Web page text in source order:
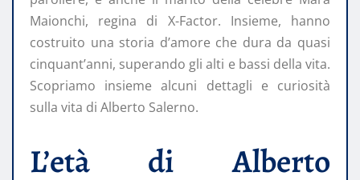
Maionchi, regina di X-Factor. Insieme, hanno
costruito una storia d’amore che dura da quasi
cinquant’anni, superando gli alti e bassi della vita.
Scopriamo insieme alcuni dettagli e curiosità
sulla vita di Alberto Salerno.
L’età di Alberto